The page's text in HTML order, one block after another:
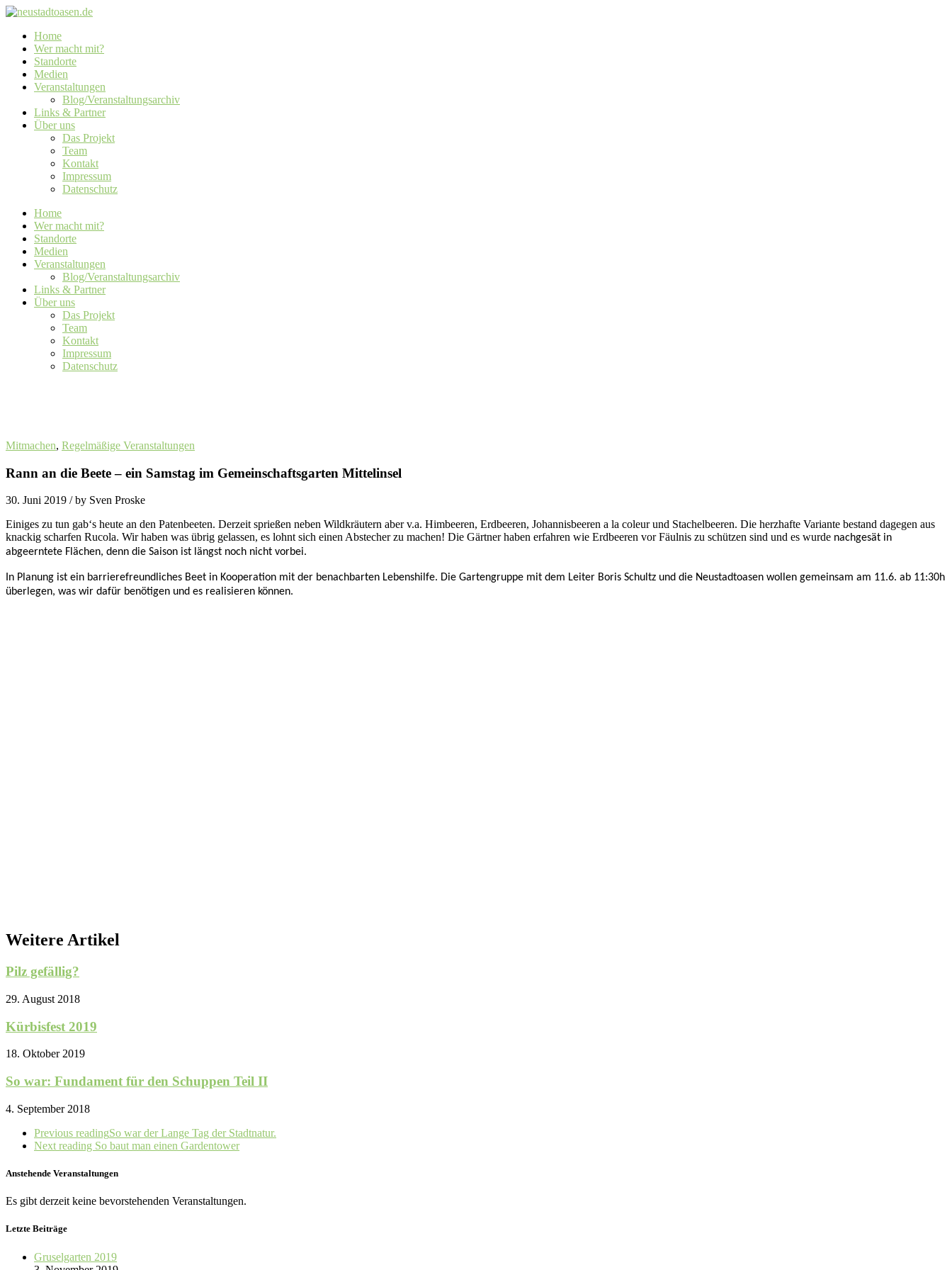
Home
Wer macht mit?
Standorte
Medien
Veranstaltungen
Blog/Veranstaltungsarchiv
Links & Partner
Über uns
Das Projekt
Team
Kontakt
Impressum
Datenschutz
Home
Wer macht mit?
Standorte
Medien
Veranstaltungen
Blog/Veranstaltungsarchiv
Links & Partner
Über uns
Das Projekt
Team
Kontakt
Impressum
Datenschutz
Mitmachen, Regelmäßige Veranstaltungen
Rann an die Beete – ein Samstag im Gemeinschaftsgarten Mittelinsel
30. Juni 2019 / by Sven Proske
Einiges zu tun gab‘s heute an den Patenbeeten. Derzeit sprießen neben Wildkräutern aber v.a. Himbeeren, Erdbeeren, Johannisbeeren a la coleur und Stachelbeeren. Die herzhafte Variante bestand dagegen aus
knackig scharfen Rucola. Wir haben was übrig gelassen, es lohnt sich einen Abstecher zu machen! Die Gärtner haben erfahren wie Erdbeeren vor Fäulnis zu schützen sind und es wurde nachgesät in
abgeerntete Flächen, denn die Saison ist längst noch nicht vorbei.
In Planung ist ein barrierefreundliches Beet in Kooperation mit der benachbarten Lebenshilfe. Die Gartengruppe mit dem Leiter Boris Schultz und die Neustadtoasen wollen gemeinsam am 11.6. ab 11:30h
überlegen, was wir dafür benötigen und es realisieren können.
Weitere Artikel
Pilz gefällig?
29. August 2018
Kürbisfest 2019
18. Oktober 2019
So war: Fundament für den Schuppen Teil II
4. September 2018
Previous readingSo war der Lange Tag der Stadtnatur.
Next reading So baut man einen Gardentower
Anstehende Veranstaltungen
Es gibt derzeit keine bevorstehenden Veranstaltungen.
Letzte Beiträge
Gruselgarten 2019